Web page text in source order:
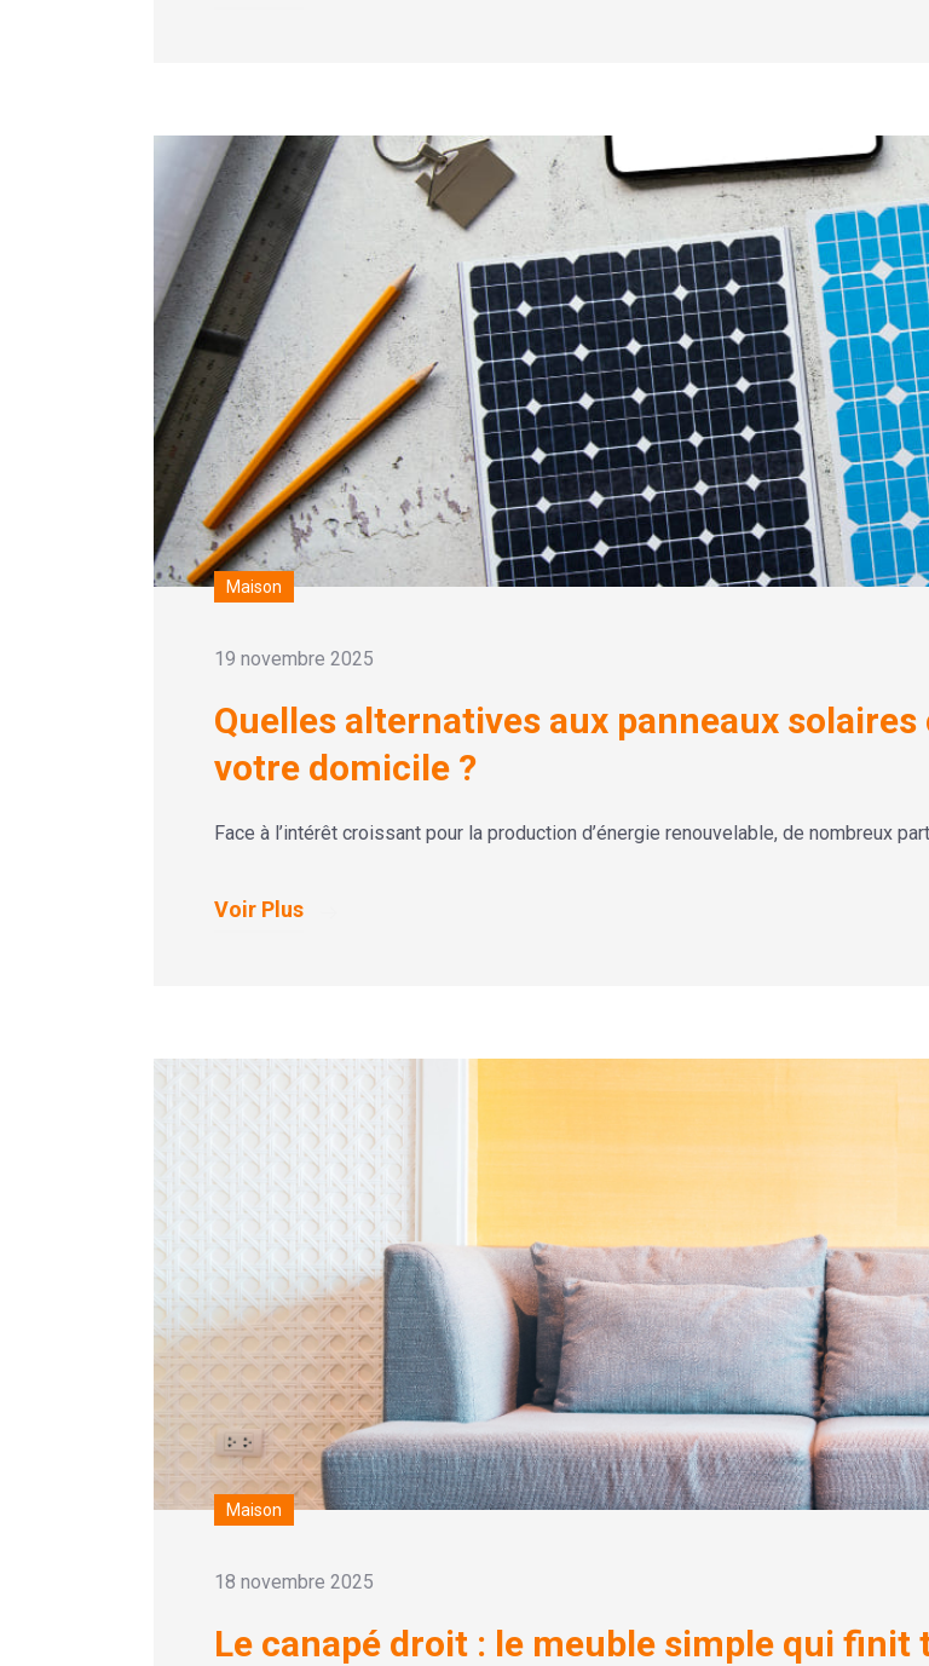
Maison
19 novembre 2025
Quelles alternatives aux panneaux
votre domicile ?
Face à l’intérêt croissant pour la production d’énergie renouvelable, de nombreux
Voir Plus
Maison
18 novembre 2025
Le canapé droit : le meuble simple qui finit